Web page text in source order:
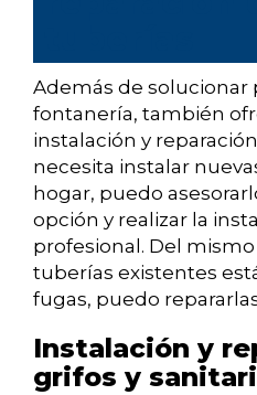
Además de solucionar
fontanería, también
instalación y
necesita instalar
hogar, puedo
opción y realizar la
profesional. Del
tuberías existentes
fugas, puedo
Instalación y
grifos y